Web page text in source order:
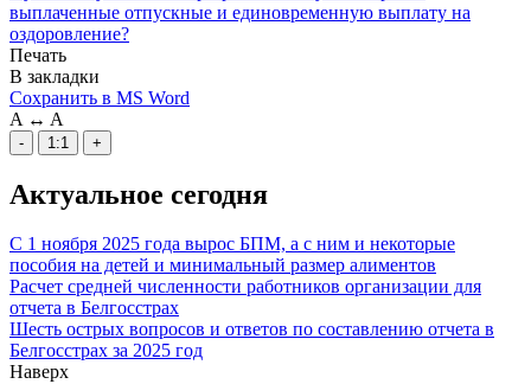
выплаченные отпускные и единовременную выплату на
оздоровление?
Печать
В закладки
Сохранить в MS Word
A ↔ A
- 1:1 +
Актуальное сегодня
С 1 ноября 2025 года вырос БПМ, а с ним и некоторые
пособия на детей и минимальный размер алиментов
Расчет средней численности работников организации для
отчета в Белгосстрах
Шесть острых вопросов и ответов по составлению отчета в
Белгосстрах за 2025 год
Наверх